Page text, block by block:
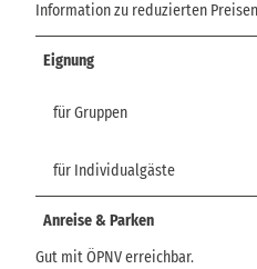
Information zu reduzierten
Eignung
für Gruppen
für Individualgäste
Anreise & Parken
Gut mit ÖPNV erreichbar.